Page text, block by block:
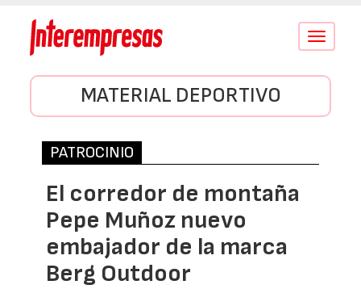
Conmutar
MATERIAL DEPORTIVO
PATROCINIO
El corredor de montaña
Pepe Muñoz nuevo
embajador de la marca
Berg Outdoor